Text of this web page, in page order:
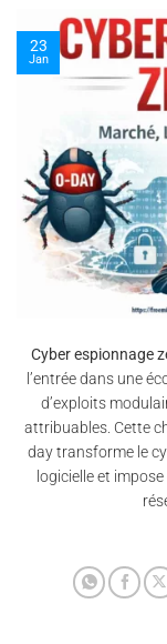
23
Jan
Cyber espionnage
l’entrée dans une
d’exploits
attribuables. Cette
day transforme le
logicielle et impose